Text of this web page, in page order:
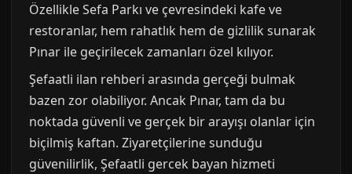
Özellikle Sefa Parkı ve çevresindeki kafe ve
restoranlar, hem rahatlık hem de gizlilik sunarak
Pınar ile geçirilecek zamanları özel kılıyor.
Şefaatli ilan rehberi arasında gerçeği bulmak
bazen zor olabiliyor. Ancak Pınar, tam da bu
noktada güvenli ve gerçek bir arayışı olanlar için
biçilmiş kaftan. Ziyaretçilerine sunduğu
güvenilirlik, Şefaatli gercek bayan hizmeti